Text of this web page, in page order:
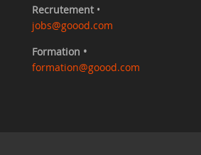
Recrutement •
jobs@goood.com
Formation •
formation@goood.com